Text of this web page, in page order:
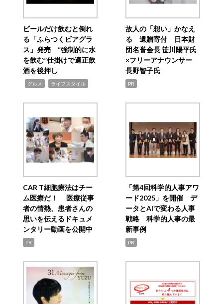
ビールだけ飲むと倒れ
る「ふらつくビアグラ
ス」発売 “強制的に水
を飲む”仕掛けで適正飲
酒を後押し
グルメ ライフスタイル
故人の「想い」かなえ
る 遺贈寄付 日本財
団名誉会長 笹川陽平氏
×フリーアナウンサー
長野智子氏
PR
CAR T細胞療法はチー
ム医療だ！ 医療従事
者の情熱、患者さんの
思いを伝えるドキュメ
ンタリー動画を公開中
PR
「第4回科学的人事アワ
ード2025」を開催 デ
ータとAIで変わる人事
戦略 科学的人事の最
新事例
PR